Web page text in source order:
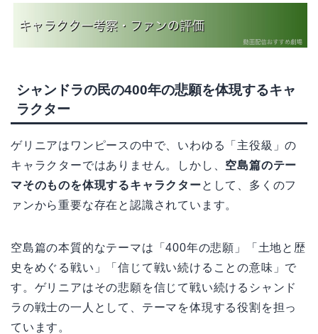
シャンドラの民の400年の悲願を体現するキャ
ラクター
ゲリニアはワンピースの中で、いわゆる「主役級」の
キャラクターではありません。しかし、 空島篇のテー
マそのものを体現するキャラクターとして、多くのフ
ァンから重要な存在と認識されています。
空島篇の本質的なテーマは「400年の悲願」「土地と歴
史をめぐる戦い」「信じて戦い続けることの意味」で
す。ゲリニアはその悲願を信じて戦い続けるシャンド
ラの戦士の一人として、テーマを体現する役割を担っ
ています。